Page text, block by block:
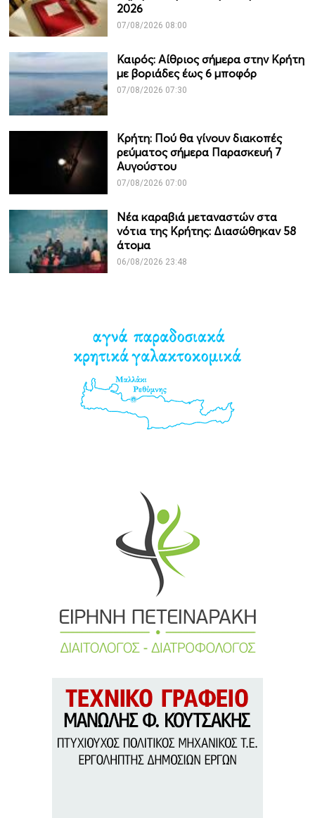
2026
07/08/2026 08:00
Καιρός: Αίθριος σήμερα στην Κρήτη
με βοριάδες έως 6 μποφόρ
07/08/2026 07:30
Κρήτη: Πού θα γίνουν διακοπές
ρεύματος σήμερα Παρασκευή 7
Αυγούστου
07/08/2026 07:00
Νέα καραβιά μεταναστών στα
νότια της Κρήτης: Διασώθηκαν 58
άτομα
06/08/2026 23:48